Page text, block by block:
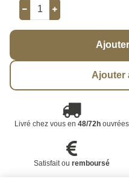
Ajouter
Livré chez vous en 48/72houvrées
Satisfait ou remboursé